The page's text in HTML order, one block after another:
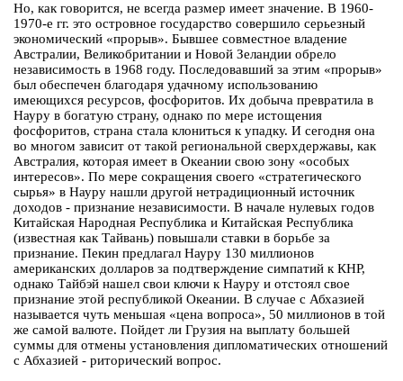
Но, как говорится, не всегда размер имеет значение. В 1960-
1970-е гг. это островное государство совершило серьезный
экономический «прорыв». Бывшее совместное владение
Австралии, Великобритании и Новой Зеландии обрело
независимость в 1968 году. Последовавший за этим «прорыв»
был обеспечен благодаря удачному использованию
имеющихся ресурсов, фосфоритов. Их добыча превратила в
Науру в богатую страну, однако по мере истощения
фосфоритов, страна стала клониться к упадку. И сегодня она
во многом зависит от такой региональной сверхдержавы, как
Австралия, которая имеет в Океании свою зону «особых
интересов». По мере сокращения своего «стратегического
сырья» в Науру нашли другой нетрадиционный источник
доходов - признание независимости. В начале нулевых годов
Китайская Народная Республика и Китайская Республика
(известная как Тайвань) повышали ставки в борьбе за
признание. Пекин предлагал Науру 130 миллионов
американских долларов за подтверждение симпатий к КНР,
однако Тайбэй нашел свои ключи к Науру и отстоял свое
признание этой республикой Океании. В случае с Абхазией
называется чуть меньшая «цена вопроса», 50 миллионов в той
же самой валюте. Пойдет ли Грузия на выплату большей
суммы для отмены установления дипломатических отношений
с Абхазией - риторический вопрос.